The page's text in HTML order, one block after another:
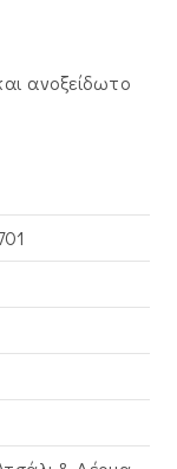
ανοξείδωτο